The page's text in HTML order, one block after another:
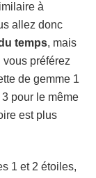
à
allez donc
temps, mais
préférez
de gemme 1
pour le même
est plus
1 et 2 étoiles,